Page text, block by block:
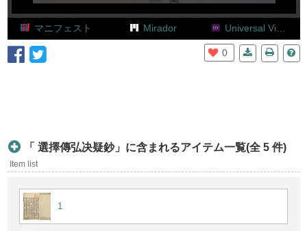
マニフェスト Mirador Universal Viewer
0
「 選擇傳弘决疑鈔」に含まれるアイテム一覧(全 5 件)
Item list
1